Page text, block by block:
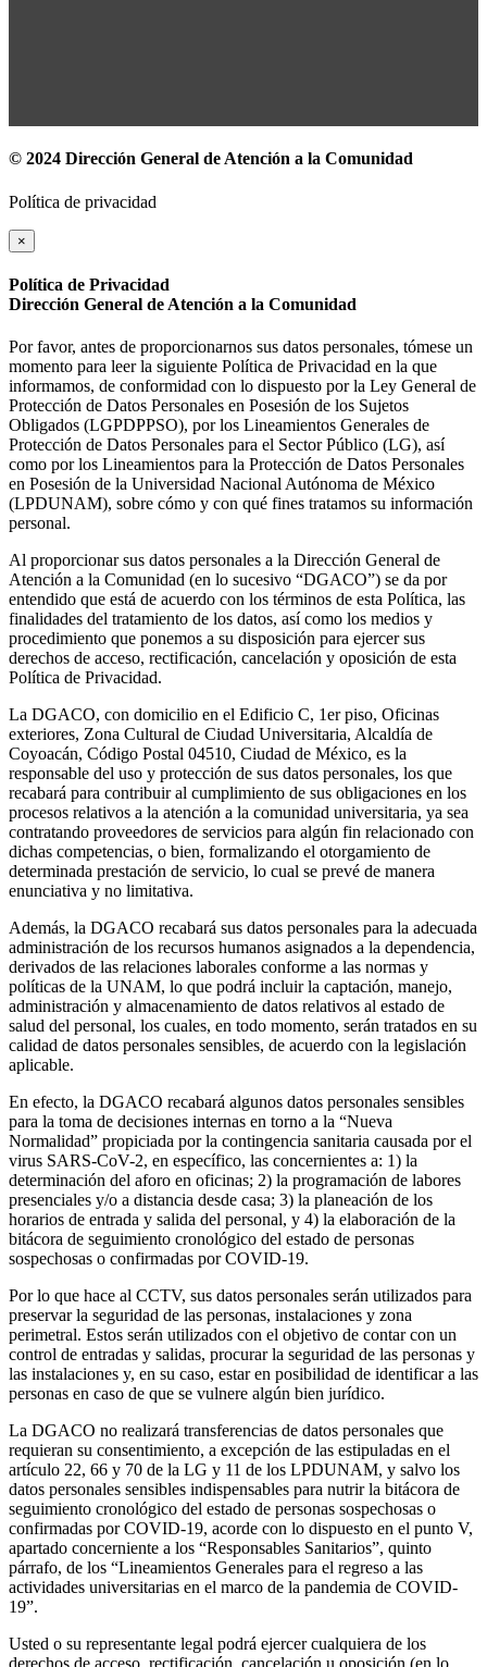
© 2024 Dirección General de Atención a la Comunidad
Política de privacidad
×
Política de Privacidad
Dirección General de Atención a la Comunidad
Por favor, antes de proporcionarnos sus datos personales, tómese un
momento para leer la siguiente Política de Privacidad en la que
informamos, de conformidad con lo dispuesto por la Ley General de
Protección de Datos Personales en Posesión de los Sujetos
Obligados (LGPDPPSO), por los Lineamientos Generales de
Protección de Datos Personales para el Sector Público (LG), así
como por los Lineamientos para la Protección de Datos Personales
en Posesión de la Universidad Nacional Autónoma de México
(LPDUNAM), sobre cómo y con qué fines tratamos su información
personal.
Al proporcionar sus datos personales a la Dirección General de
Atención a la Comunidad (en lo sucesivo “DGACO”) se da por
entendido que está de acuerdo con los términos de esta Política, las
finalidades del tratamiento de los datos, así como los medios y
procedimiento que ponemos a su disposición para ejercer sus
derechos de acceso, rectificación, cancelación y oposición de esta
Política de Privacidad.
La DGACO, con domicilio en el Edificio C, 1er piso, Oficinas
exteriores, Zona Cultural de Ciudad Universitaria, Alcaldía de
Coyoacán, Código Postal 04510, Ciudad de México, es la
responsable del uso y protección de sus datos personales, los que
recabará para contribuir al cumplimiento de sus obligaciones en los
procesos relativos a la atención a la comunidad universitaria, ya sea
contratando proveedores de servicios para algún fin relacionado con
dichas competencias, o bien, formalizando el otorgamiento de
determinada prestación de servicio, lo cual se prevé de manera
enunciativa y no limitativa.
Además, la DGACO recabará sus datos personales para la adecuada
administración de los recursos humanos asignados a la dependencia,
derivados de las relaciones laborales conforme a las normas y
políticas de la UNAM, lo que podrá incluir la captación, manejo,
administración y almacenamiento de datos relativos al estado de
salud del personal, los cuales, en todo momento, serán tratados en su
calidad de datos personales sensibles, de acuerdo con la legislación
aplicable.
En efecto, la DGACO recabará algunos datos personales sensibles
para la toma de decisiones internas en torno a la “Nueva
Normalidad” propiciada por la contingencia sanitaria causada por el
virus SARS-CoV-2, en específico, las concernientes a: 1) la
determinación del aforo en oficinas; 2) la programación de labores
presenciales y/o a distancia desde casa; 3) la planeación de los
horarios de entrada y salida del personal, y 4) la elaboración de la
bitácora de seguimiento cronológico del estado de personas
sospechosas o confirmadas por COVID-19.
Por lo que hace al CCTV, sus datos personales serán utilizados para
preservar la seguridad de las personas, instalaciones y zona
perimetral. Estos serán utilizados con el objetivo de contar con un
control de entradas y salidas, procurar la seguridad de las personas y
las instalaciones y, en su caso, estar en posibilidad de identificar a las
personas en caso de que se vulnere algún bien jurídico.
La DGACO no realizará transferencias de datos personales que
requieran su consentimiento, a excepción de las estipuladas en el
artículo 22, 66 y 70 de la LG y 11 de los LPDUNAM, y salvo los
datos personales sensibles indispensables para nutrir la bitácora de
seguimiento cronológico del estado de personas sospechosas o
confirmadas por COVID-19, acorde con lo dispuesto en el punto V,
apartado concerniente a los “Responsables Sanitarios”, quinto
párrafo, de los “Lineamientos Generales para el regreso a las
actividades universitarias en el marco de la pandemia de COVID-
19”.
Usted o su representante legal podrá ejercer cualquiera de los